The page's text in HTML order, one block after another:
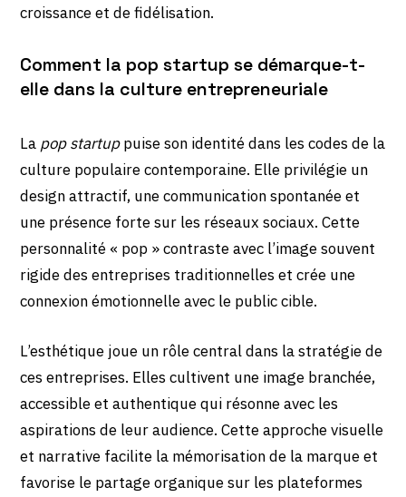
croissance et de fidélisation.
Comment la pop startup se démarque-t-
elle dans la culture entrepreneuriale
La pop startuppuise son identité dans les codes de la
culture populaire contemporaine. Elle privilégie un
design attractif, une communication spontanée et
une présence forte sur les réseaux sociaux. Cette
personnalité « pop » contraste avec l’image souvent
rigide des entreprises traditionnelles et crée une
connexion émotionnelle avec le public cible.
L’esthétique joue un rôle central dans la stratégie de
ces entreprises. Elles cultivent une image branchée,
accessible et authentique qui résonne avec les
aspirations de leur audience. Cette approche visuelle
et narrative facilite la mémorisation de la marque et
favorise le partage organique sur les plateformes